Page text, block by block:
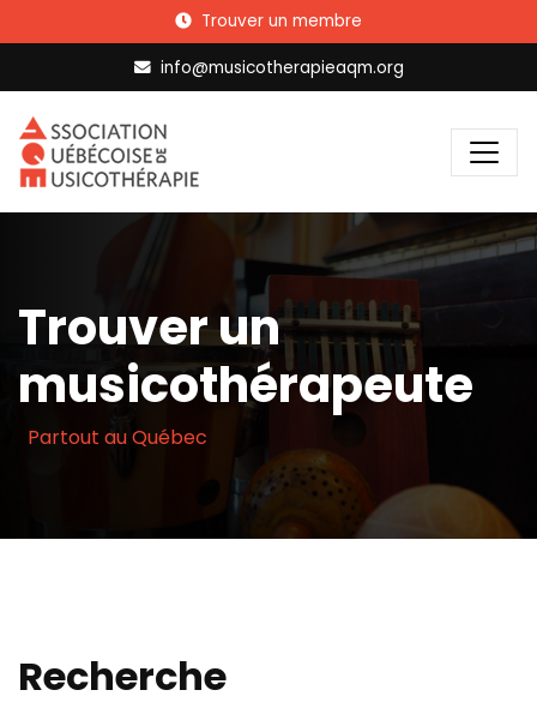
Trouver un membre
info@musicotherapieaqm.org
Trouver un
musicothérapeute
Partout au Québec
Recherche